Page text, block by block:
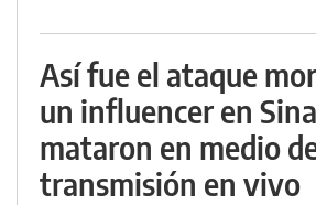
Así fue el ataque
un influencer en
mataron en medio
transmisión en vivo